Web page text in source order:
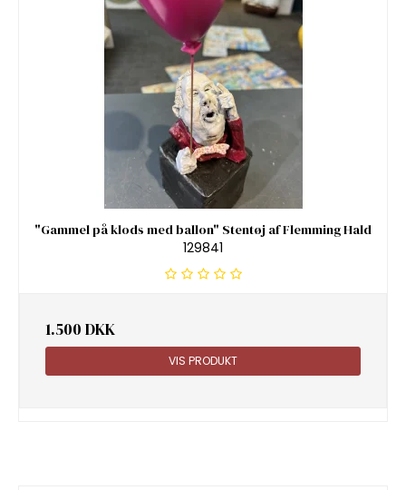
"Gammel på klods med ballon" Stentøj af Flemming Hald
129841
1.500 DKK
VIS PRODUKT